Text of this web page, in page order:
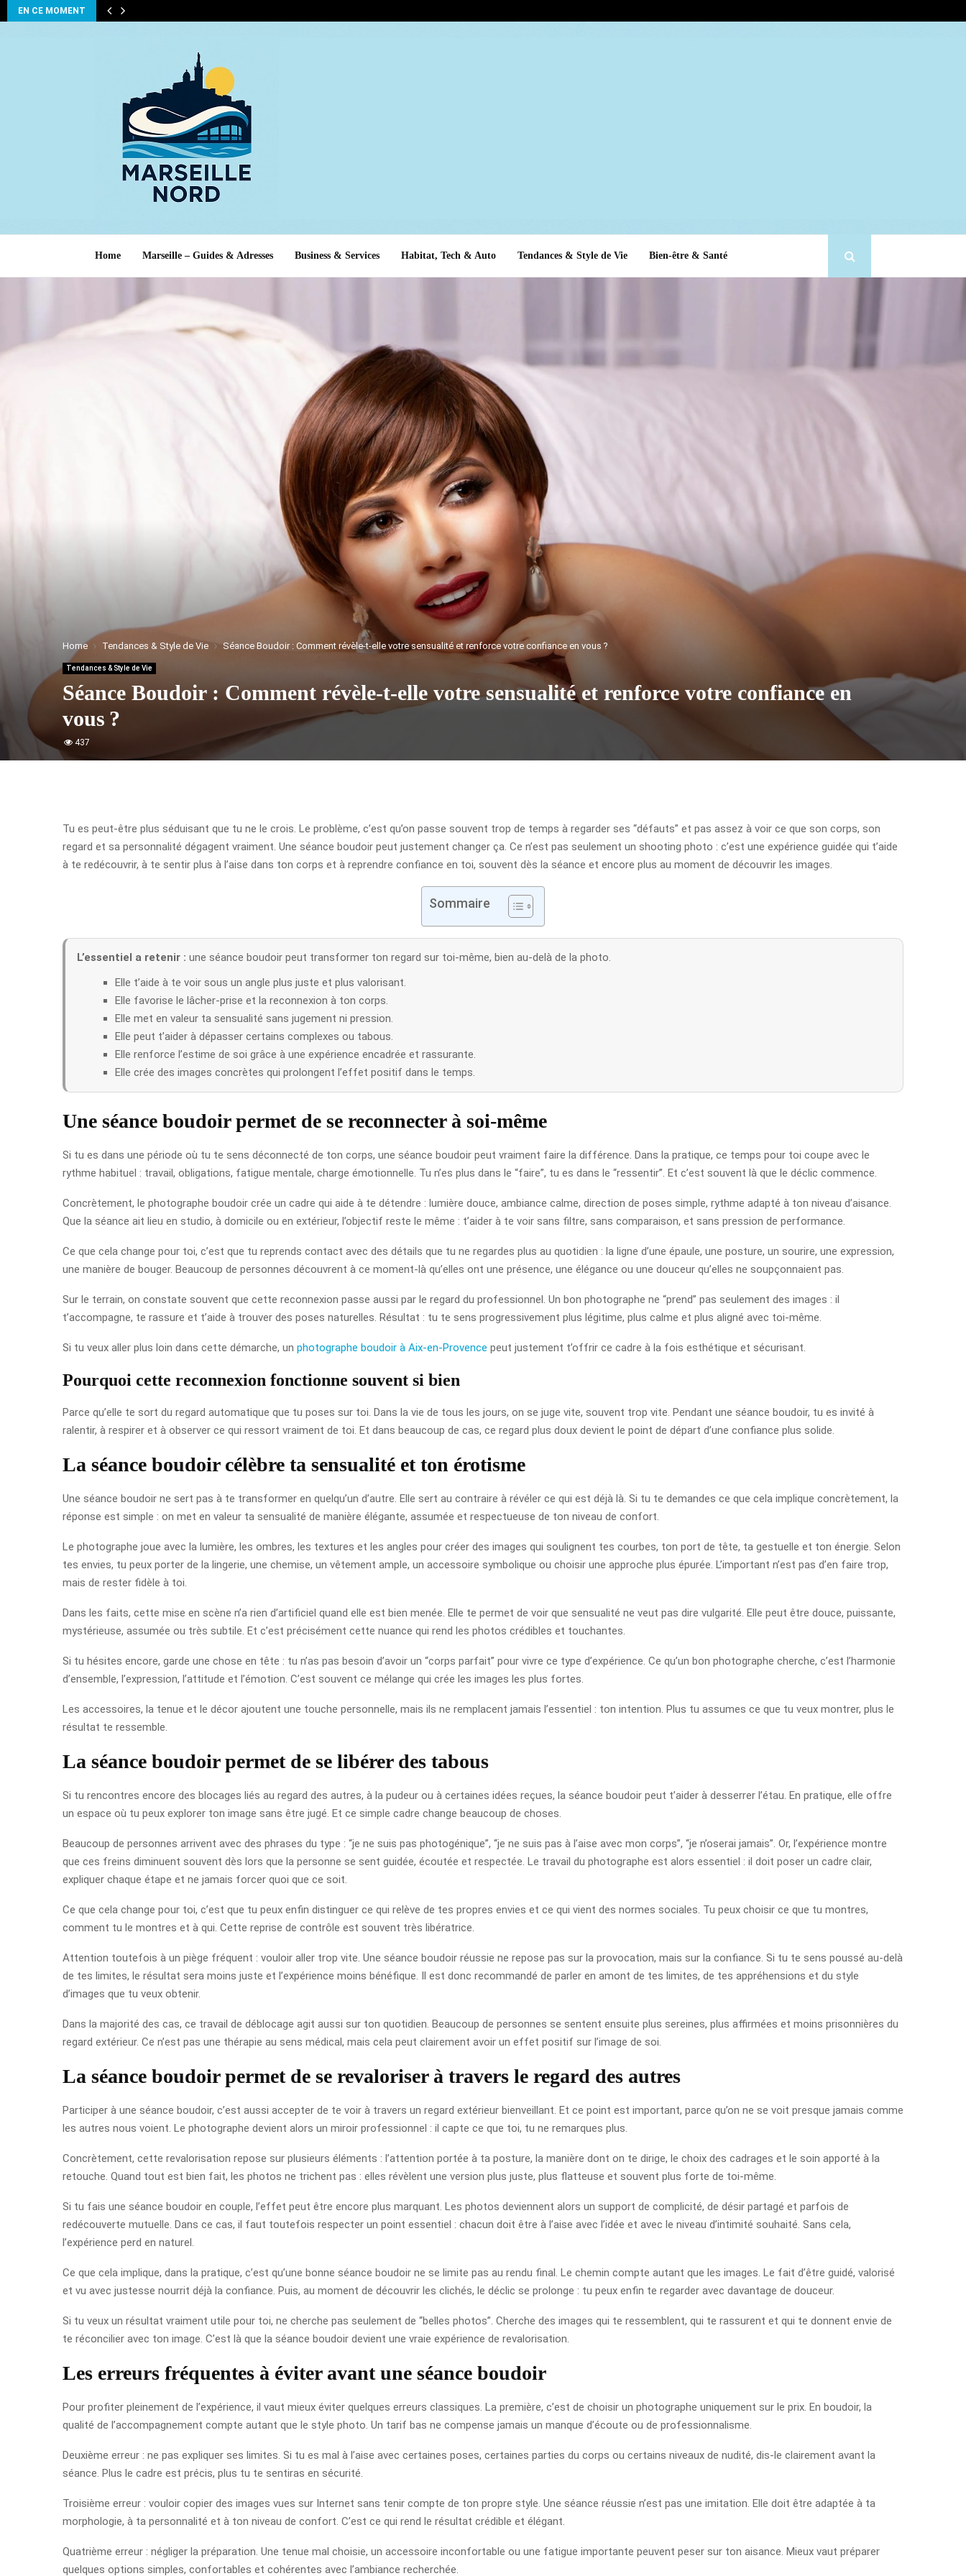
EN CE MOMENT
Home Marseille – Guides & Adresses Business & Services Habitat, Tech & Auto Tendances & Style de Vie Bien-être & Santé
Home Tendances & Style de Vie Séance Boudoir : Comment révèle-t-elle votre sensualité et renforce votre confiance en vous ?
Tendances & Style de Vie
Séance Boudoir : Comment révèle-t-elle votre sensualité et renforce votre confiance en
vous ?
437
Tu es peut-être plus séduisant que tu ne le crois. Le problème, c’est qu’on passe souvent trop de temps à regarder ses “défauts” et pas assez à voir ce que son corps, son
regard et sa personnalité dégagent vraiment. Une séance boudoir peut justement changer ça. Ce n’est pas seulement un shooting photo : c’est une expérience guidée qui t’aide
à te redécouvrir, à te sentir plus à l’aise dans ton corps et à reprendre confiance en toi, souvent dès la séance et encore plus au moment de découvrir les images.
Sommaire
L’essentiel a retenir : une séance boudoir peut transformer ton regard sur toi-même, bien au-delà de la photo.
Elle t’aide à te voir sous un angle plus juste et plus valorisant.
Elle favorise le lâcher-prise et la reconnexion à ton corps.
Elle met en valeur ta sensualité sans jugement ni pression.
Elle peut t’aider à dépasser certains complexes ou tabous.
Elle renforce l’estime de soi grâce à une expérience encadrée et rassurante.
Elle crée des images concrètes qui prolongent l’effet positif dans le temps.
Une séance boudoir permet de se reconnecter à soi-même
Si tu es dans une période où tu te sens déconnecté de ton corps, une séance boudoir peut vraiment faire la différence. Dans la pratique, ce temps pour toi coupe avec le
rythme habituel : travail, obligations, fatigue mentale, charge émotionnelle. Tu n’es plus dans le “faire”, tu es dans le “ressentir”. Et c’est souvent là que le déclic commence.
Concrètement, le photographe boudoir crée un cadre qui aide à te détendre : lumière douce, ambiance calme, direction de poses simple, rythme adapté à ton niveau d’aisance.
Que la séance ait lieu en studio, à domicile ou en extérieur, l’objectif reste le même : t’aider à te voir sans filtre, sans comparaison, et sans pression de performance.
Ce que cela change pour toi, c’est que tu reprends contact avec des détails que tu ne regardes plus au quotidien : la ligne d’une épaule, une posture, un sourire, une expression,
une manière de bouger. Beaucoup de personnes découvrent à ce moment-là qu’elles ont une présence, une élégance ou une douceur qu’elles ne soupçonnaient pas.
Sur le terrain, on constate souvent que cette reconnexion passe aussi par le regard du professionnel. Un bon photographe ne “prend” pas seulement des images : il
t’accompagne, te rassure et t’aide à trouver des poses naturelles. Résultat : tu te sens progressivement plus légitime, plus calme et plus aligné avec toi-même.
Si tu veux aller plus loin dans cette démarche, un photographe boudoir à Aix-en-Provence peut justement t’offrir ce cadre à la fois esthétique et sécurisant.
Pourquoi cette reconnexion fonctionne souvent si bien
Parce qu’elle te sort du regard automatique que tu poses sur toi. Dans la vie de tous les jours, on se juge vite, souvent trop vite. Pendant une séance boudoir, tu es invité à
ralentir, à respirer et à observer ce qui ressort vraiment de toi. Et dans beaucoup de cas, ce regard plus doux devient le point de départ d’une confiance plus solide.
La séance boudoir célèbre ta sensualité et ton érotisme
Une séance boudoir ne sert pas à te transformer en quelqu’un d’autre. Elle sert au contraire à révéler ce qui est déjà là. Si tu te demandes ce que cela implique concrètement, la
réponse est simple : on met en valeur ta sensualité de manière élégante, assumée et respectueuse de ton niveau de confort.
Le photographe joue avec la lumière, les ombres, les textures et les angles pour créer des images qui soulignent tes courbes, ton port de tête, ta gestuelle et ton énergie. Selon
tes envies, tu peux porter de la lingerie, une chemise, un vêtement ample, un accessoire symbolique ou choisir une approche plus épurée. L’important n’est pas d’en faire trop,
mais de rester fidèle à toi.
Dans les faits, cette mise en scène n’a rien d’artificiel quand elle est bien menée. Elle te permet de voir que sensualité ne veut pas dire vulgarité. Elle peut être douce, puissante,
mystérieuse, assumée ou très subtile. Et c’est précisément cette nuance qui rend les photos crédibles et touchantes.
Si tu hésites encore, garde une chose en tête : tu n’as pas besoin d’avoir un “corps parfait” pour vivre ce type d’expérience. Ce qu’un bon photographe cherche, c’est l’harmonie
d’ensemble, l’expression, l’attitude et l’émotion. C’est souvent ce mélange qui crée les images les plus fortes.
Les accessoires, la tenue et le décor ajoutent une touche personnelle, mais ils ne remplacent jamais l’essentiel : ton intention. Plus tu assumes ce que tu veux montrer, plus le
résultat te ressemble.
La séance boudoir permet de se libérer des tabous
Si tu rencontres encore des blocages liés au regard des autres, à la pudeur ou à certaines idées reçues, la séance boudoir peut t’aider à desserrer l’étau. En pratique, elle offre
un espace où tu peux explorer ton image sans être jugé. Et ce simple cadre change beaucoup de choses.
Beaucoup de personnes arrivent avec des phrases du type : “je ne suis pas photogénique”, “je ne suis pas à l’aise avec mon corps”, “je n’oserai jamais”. Or, l’expérience montre
que ces freins diminuent souvent dès lors que la personne se sent guidée, écoutée et respectée. Le travail du photographe est alors essentiel : il doit poser un cadre clair,
expliquer chaque étape et ne jamais forcer quoi que ce soit.
Ce que cela change pour toi, c’est que tu peux enfin distinguer ce qui relève de tes propres envies et ce qui vient des normes sociales. Tu peux choisir ce que tu montres,
comment tu le montres et à qui. Cette reprise de contrôle est souvent très libératrice.
Attention toutefois à un piège fréquent : vouloir aller trop vite. Une séance boudoir réussie ne repose pas sur la provocation, mais sur la confiance. Si tu te sens poussé au-delà
de tes limites, le résultat sera moins juste et l’expérience moins bénéfique. Il est donc recommandé de parler en amont de tes limites, de tes appréhensions et du style
d’images que tu veux obtenir.
Dans la majorité des cas, ce travail de déblocage agit aussi sur ton quotidien. Beaucoup de personnes se sentent ensuite plus sereines, plus affirmées et moins prisonnières du
regard extérieur. Ce n’est pas une thérapie au sens médical, mais cela peut clairement avoir un effet positif sur l’image de soi.
La séance boudoir permet de se revaloriser à travers le regard des autres
Participer à une séance boudoir, c’est aussi accepter de te voir à travers un regard extérieur bienveillant. Et ce point est important, parce qu’on ne se voit presque jamais comme
les autres nous voient. Le photographe devient alors un miroir professionnel : il capte ce que toi, tu ne remarques plus.
Concrètement, cette revalorisation repose sur plusieurs éléments : l’attention portée à ta posture, la manière dont on te dirige, le choix des cadrages et le soin apporté à la
retouche. Quand tout est bien fait, les photos ne trichent pas : elles révèlent une version plus juste, plus flatteuse et souvent plus forte de toi-même.
Si tu fais une séance boudoir en couple, l’effet peut être encore plus marquant. Les photos deviennent alors un support de complicité, de désir partagé et parfois de
redécouverte mutuelle. Dans ce cas, il faut toutefois respecter un point essentiel : chacun doit être à l’aise avec l’idée et avec le niveau d’intimité souhaité. Sans cela,
l’expérience perd en naturel.
Ce que cela implique, dans la pratique, c’est qu’une bonne séance boudoir ne se limite pas au rendu final. Le chemin compte autant que les images. Le fait d’être guidé, valorisé
et vu avec justesse nourrit déjà la confiance. Puis, au moment de découvrir les clichés, le déclic se prolonge : tu peux enfin te regarder avec davantage de douceur.
Si tu veux un résultat vraiment utile pour toi, ne cherche pas seulement de “belles photos”. Cherche des images qui te ressemblent, qui te rassurent et qui te donnent envie de
te réconcilier avec ton image. C’est là que la séance boudoir devient une vraie expérience de revalorisation.
Les erreurs fréquentes à éviter avant une séance boudoir
Pour profiter pleinement de l’expérience, il vaut mieux éviter quelques erreurs classiques. La première, c’est de choisir un photographe uniquement sur le prix. En boudoir, la
qualité de l’accompagnement compte autant que le style photo. Un tarif bas ne compense jamais un manque d’écoute ou de professionnalisme.
Deuxième erreur : ne pas expliquer ses limites. Si tu es mal à l’aise avec certaines poses, certaines parties du corps ou certains niveaux de nudité, dis-le clairement avant la
séance. Plus le cadre est précis, plus tu te sentiras en sécurité.
Troisième erreur : vouloir copier des images vues sur Internet sans tenir compte de ton propre style. Une séance réussie n’est pas une imitation. Elle doit être adaptée à ta
morphologie, à ta personnalité et à ton niveau de confort. C’est ce qui rend le résultat crédible et élégant.
Quatrième erreur : négliger la préparation. Une tenue mal choisie, un accessoire inconfortable ou une fatigue importante peuvent peser sur ton aisance. Mieux vaut préparer
quelques options simples, confortables et cohérentes avec l’ambiance recherchée.